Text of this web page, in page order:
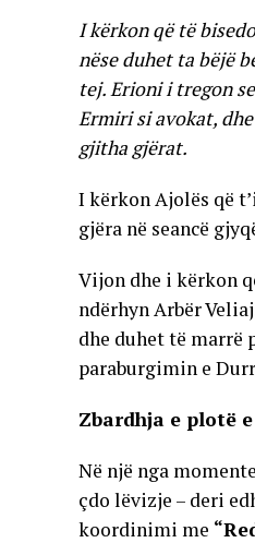
I kërkon që të
nëse duhet ta bëjë
tej. Erioni i tregon
Ermiri si avokat,
gjitha gjërat.
I kërkon Ajolës që
gjëra në seancë
Vijon dhe i kërkon
ndërhyn Arbër
dhe duhet të marrë
paraburgimin e
Zbardhja e plotë
Në një nga
çdo lëvizje – deri
koordinimi me